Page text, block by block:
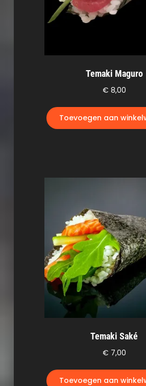
Temaki Maguro
€ 8,00
Toevoegen aan
Temaki Saké
€ 7,00
Toevoegen aan